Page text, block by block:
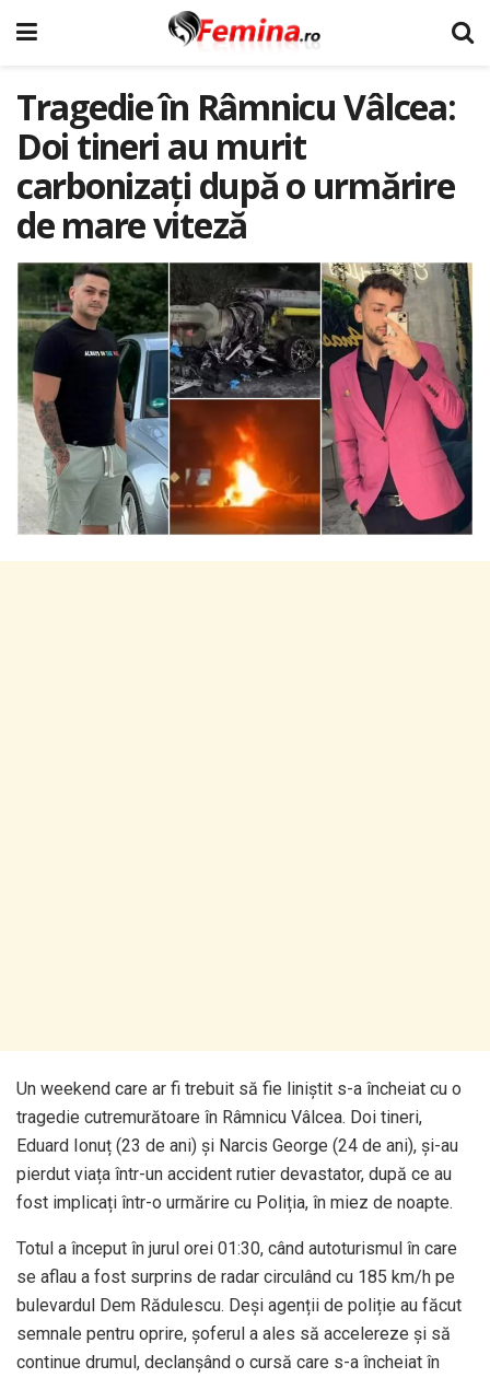
Tragedie în Râmnicu Vâlcea:
Doi tineri au murit
carbonizați după o urmărire
de mare viteză
Un weekend care ar fi trebuit să fie liniștit s-a încheiat cu o
tragedie cutremurătoare în Râmnicu Vâlcea. Doi tineri,
Eduard Ionuț (23 de ani) și Narcis George (24 de ani), și-au
pierdut viața într-un accident rutier devastator, după ce au
fost implicați într-o urmărire cu Poliția, în miez de noapte.
Totul a început în jurul orei 01:30, când autoturismul în care
se aflau a fost surprins de radar circulând cu 185 km/h pe
bulevardul Dem Rădulescu. Deși agenții de poliție au făcut
semnale pentru oprire, șoferul a ales să accelereze și să
continue drumul, declanșând o cursă care s-a încheiat în